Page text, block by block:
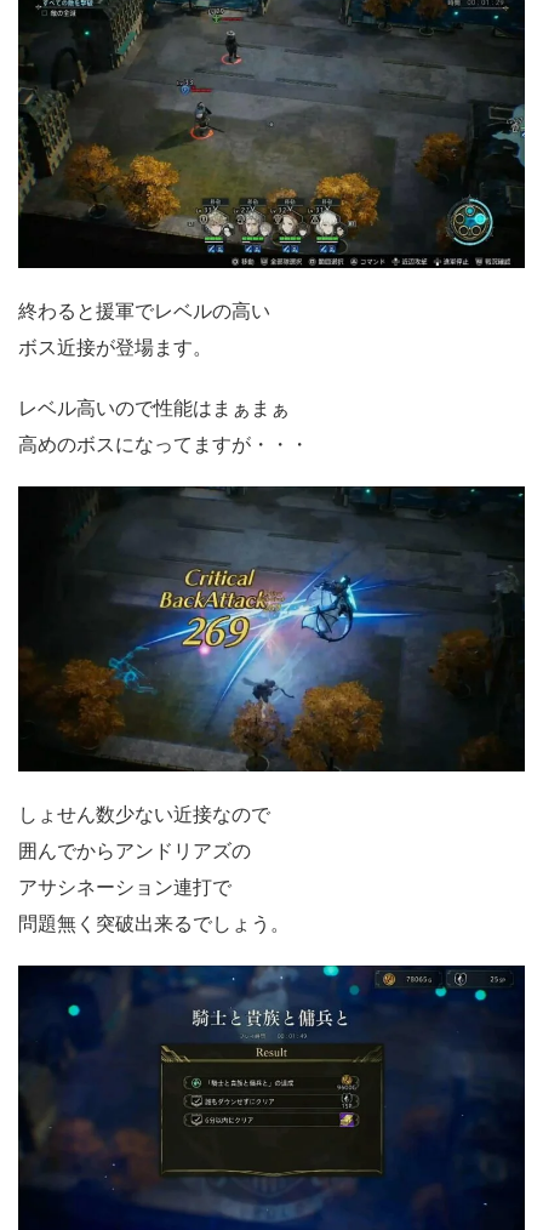
終わると援軍でレベルの高い
ボス近接が登場ます。
レベル高いので性能はまぁまぁ
高めのボスになってますが・・・
しょせん数少ない近接なので
囲んでからアンドリアズの
アサシネーション連打で
問題無く突破出来るでしょう。